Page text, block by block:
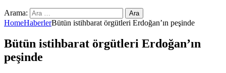
Arama:
HomeHaberlerBütün istihbarat örgütleri Erdoğan’ın peşinde
Bütün istihbarat örgütleri Erdoğan’ın
peşinde